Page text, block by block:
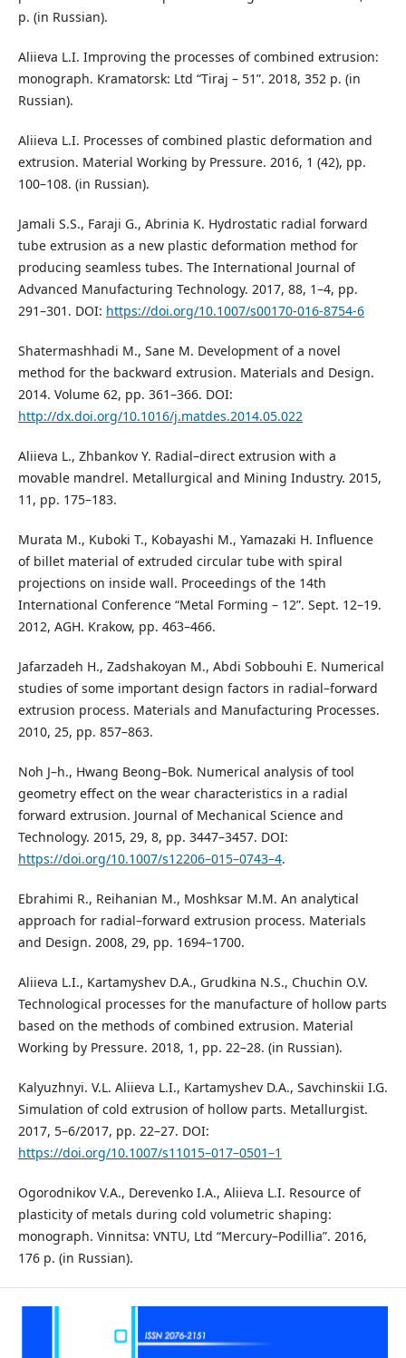
p. (in Russian).
Aliieva L.I. Improving the processes of combined extrusion:
monograph. Kramatorsk: Ltd “Tiraj – 51”. 2018, 352 p. (in
Russian).
Aliieva L.I. Processes of combined plastic deformation and
extrusion. Material Working by Pressure. 2016, 1 (42), pp.
100–108. (in Russian).
Jamali S.S., Faraji G., Abrinia K. Hydrostatic radial forward
tube extrusion as a new plastic deformation method for
producing seamless tubes. The International Journal of
Advanced Manufacturing Technology. 2017, 88, 1–4, pp.
291–301. DOI: https://doi.org/10.1007/s00170-016-8754-6
Shatermashhadi М., Sane M. Development of a novel
method for the backward extrusion. Materials and Design.
2014. Volume 62, pp. 361–366. DOI:
http://dx.doi.org/10.1016/j.matdes.2014.05.022
Aliieva L., Zhbankov Y. Radial–direct extrusion with a
movable mandrel. Metallurgical and Mining Industry. 2015,
11, pp. 175–183.
Murata M., Kuboki T., Kobayashi M., Yamazaki H. Influence
of billet material of extruded circular tube with spiral
projections on inside wall. Proceedings of the 14th
International Conference “Metal Forming – 12”. Sept. 12–19.
2012, AGH. Krakow, pp. 463–466.
Jafarzadeh H., Zadshakoyan M., Abdi Sobbouhi E. Numerical
studies of some important design factors in radial–forward
extrusion process. Materials and Manufacturing Processes.
2010, 25, pp. 857–863.
Noh J–h., Hwang Beong–Bok. Numerical analysis of tool
geometry effect on the wear characteristics in a radial
forward extrusion. Journal of Mechanical Science and
Technology. 2015, 29, 8, pp. 3447–3457. DOI:
https://doi.org/10.1007/s12206–015–0743–4.
Ebrahimi R., Reihanian M., Moshksar M.M. An analytical
approach for radial–forward extrusion process. Materials
and Design. 2008, 29, pp. 1694–1700.
Aliieva L.I., Kartamyshev D.A., Grudkina N.S., Chuchin O.V.
Technological processes for the manufacture of hollow parts
based on the methods of combined extrusion. Material
Working by Pressure. 2018, 1, pp. 22–28. (in Russian).
Kalyuzhnyi. V.L. Aliieva L.I., Kartamyshev D.A., Savchinskii I.G.
Simulation of cold extrusion of hollow parts. Metallurgist.
2017, 5–6/2017, pp. 22–27. DOI:
https://doi.org/10.1007/s11015–017–0501–1
Ogorodnikov V.A., Derevenko I.A., Aliieva L.I. Resource of
plasticity of metals during cold volumetric shaping:
monograph. Vinnitsa: VNTU, Ltd “Mercury–Podillia”. 2016,
176 p. (in Russian).